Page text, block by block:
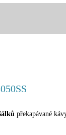
překapávané